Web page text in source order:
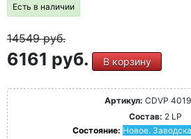
Есть в наличии
14549руб.
6161 руб. В корзину
Артикул: CDVP
Состав: 2 LP
Состояние: Новое.